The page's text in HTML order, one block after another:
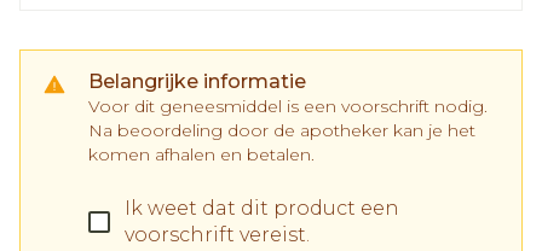
Belangrijke informatie
Voor dit geneesmiddel is een voorschrift nodig.
Na beoordeling door de apotheker kan je het
komen afhalen en betalen.
Ik weet dat dit product een
voorschrift vereist.